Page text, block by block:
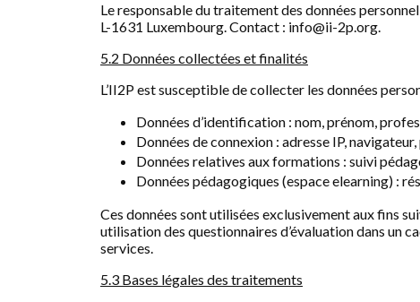
Le responsable du traitement des données
L-1631 Luxembourg. Contact : info@ii-2p.org.
5.2 Données collectées et finalités
L’II2P est susceptible de collecter les données
Données d’identification : nom, prénom,
Données de connexion : adresse IP,
Données relatives aux formations : suivi
Données pédagogiques (espace elearning) :
Ces données sont utilisées exclusivement aux fins
utilisation des questionnaires d’évaluation dans un
services.
5.3 Bases légales des traitements